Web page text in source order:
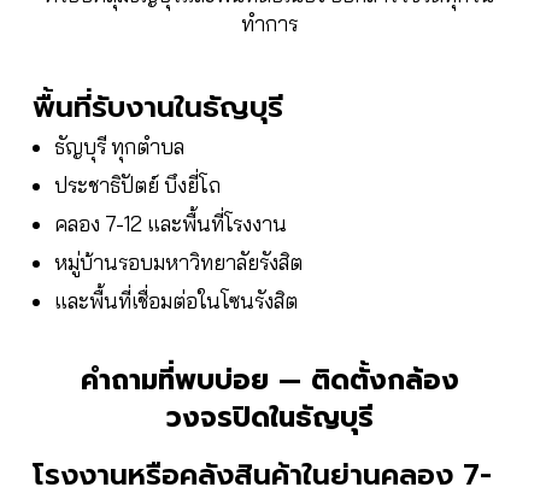
ทำการ
พื้นที่รับงานในธัญบุรี
ธัญบุรี ทุกตำบล
ประชาธิปัตย์ บึงยี่โถ
คลอง 7-12 และพื้นที่โรงงาน
หมู่บ้านรอบมหาวิทยาลัยรังสิต
และพื้นที่เชื่อมต่อในโซนรังสิต
คำถามที่พบบ่อย — ติดตั้งกล้อง
วงจรปิดในธัญบุรี
โรงงานหรือคลังสินค้าในย่านคลอง 7-